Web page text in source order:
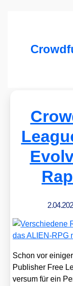
Schon vor
Publisher Free
ver­sum für ein